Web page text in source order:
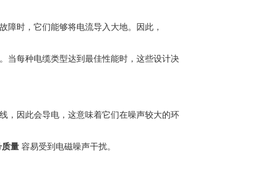
障时，它们能够将电流导入大地。因此，
当每种电缆类型达到最佳性能时，这些设计决
，因此会导电，这意味着它们在噪声较大的环
量 容易受到电磁噪声干扰。